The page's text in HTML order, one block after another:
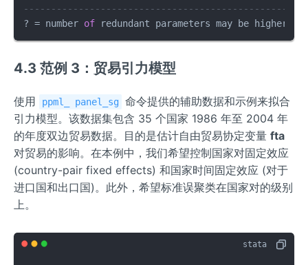
? = number of redundant parameters may be higher
4.3 范例 3：贸易引力模型
使用 ppml_ panel_sg
命令提供的辅助数据和示例来拟合
引力模型。该数据集包含 35 个国家 1986 年至 2004 年
的年度双边贸易数据。目的是估计自由贸易协定变量 fta
对贸易的影响。在本例中，我们希望控制国家对固定效应
(country-pair fixed effects) 和国家时间固定效应 (对于
进口国和出口国)。此外，希望标准误聚类在国家对的级别
上。